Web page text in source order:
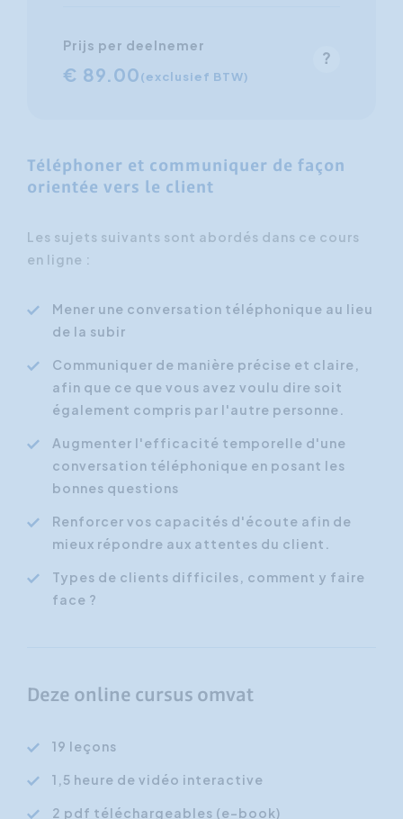
Prijs per deelnemer
€ 89.00(exclusief BTW)
Téléphoner et communiquer de façon
orientée vers le client
Les sujets suivants sont abordés dans ce cours
en ligne :
Mener une conversation téléphonique au lieu
de la subir
Communiquer de manière précise et claire,
afin que ce que vous avez voulu dire soit
également compris par l'autre personne.
Augmenter l'efficacité temporelle d'une
conversation téléphonique en posant les
bonnes questions
Renforcer vos capacités d'écoute afin de
mieux répondre aux attentes du client.
Types de clients difficiles, comment y faire
face ?
Deze online cursus omvat
19 leçons
1,5 heure de vidéo interactive
2 pdf téléchargeables (e-book)